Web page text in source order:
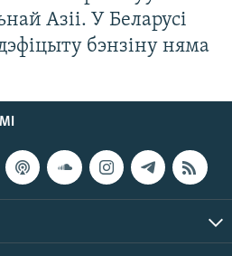
Азіі. У Беларусі
бэнзіну няма